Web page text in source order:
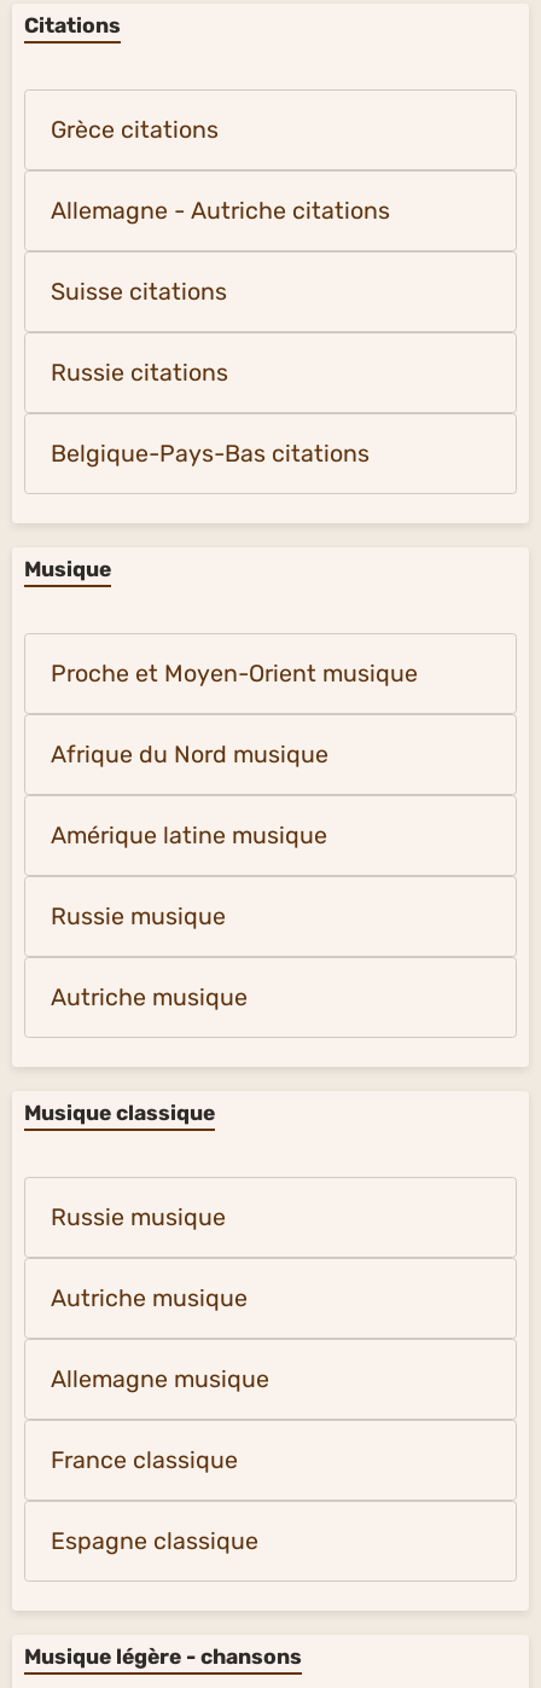
Citations
Grèce citations
Allemagne - Autriche citations
Suisse citations
Russie citations
Belgique-Pays-Bas citations
Musique
Proche et Moyen-Orient musique
Afrique du Nord musique
Amérique latine musique
Russie musique
Autriche musique
Musique classique
Russie musique
Autriche musique
Allemagne musique
France classique
Espagne classique
Musique légère - chansons